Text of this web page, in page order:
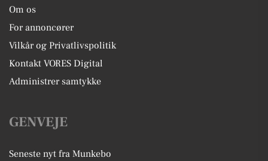
Om os
For annoncører
Vilkår og Privatlivspolitik
Kontakt VORES Digital
Administrer samtykke
GENVEJE
Seneste nyt fra Munkebo